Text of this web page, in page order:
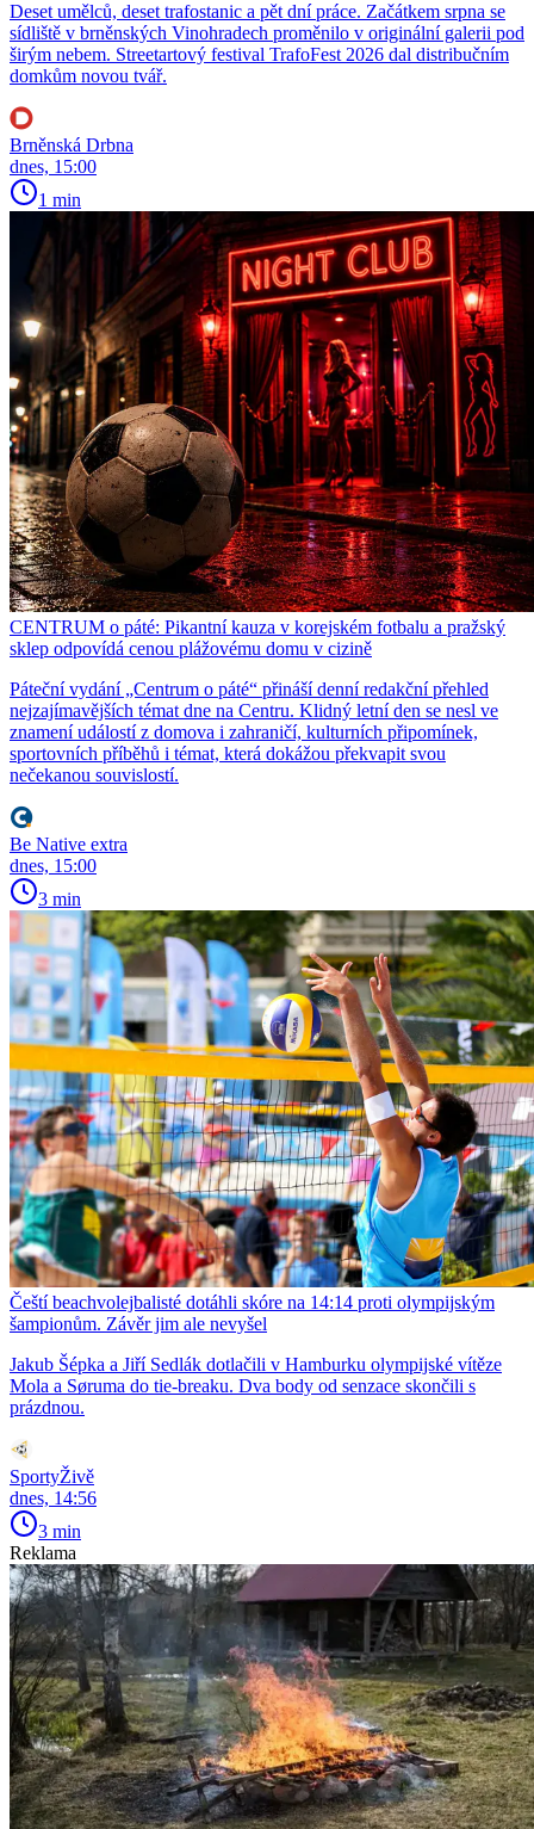
Deset umělců, deset trafostanic a pět dní práce. Začátkem srpna se
sídliště v brněnských Vinohradech proměnilo v originální galerii pod
širým nebem. Streetartový festival TrafoFest 2026 dal distribučním
domkům novou tvář.
Brněnská Drbna
dnes, 15:00
1 min
CENTRUM o páté: Pikantní kauza v korejském fotbalu a pražský
sklep odpovídá cenou plážovému domu v cizině
Páteční vydání „Centrum o páté“ přináší denní redakční přehled
nejzajímavějších témat dne na Centru. Klidný letní den se nesl ve
znamení událostí z domova i zahraničí, kulturních připomínek,
sportovních příběhů i témat, která dokážou překvapit svou
nečekanou souvislostí.
Be Native extra
dnes, 15:00
3 min
Čeští beachvolejbalisté dotáhli skóre na 14:14 proti olympijským
šampionům. Závěr jim ale nevyšel
Jakub Šépka a Jiří Sedlák dotlačili v Hamburku olympijské vítěze
Mola a Søruma do tie-breaku. Dva body od senzace skončili s
prázdnou.
SportyŽivě
dnes, 14:56
3 min
Reklama